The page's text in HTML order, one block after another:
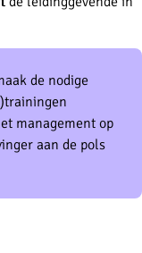
de nodige
management op
aan de pols